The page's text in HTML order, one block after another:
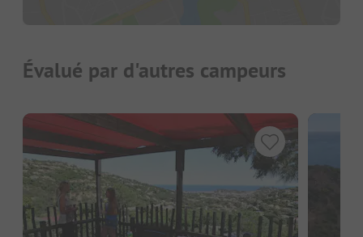
Évalué par d'autres campeurs